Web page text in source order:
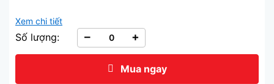
Xem chi tiết
Số lượng: – +
Mua ngay